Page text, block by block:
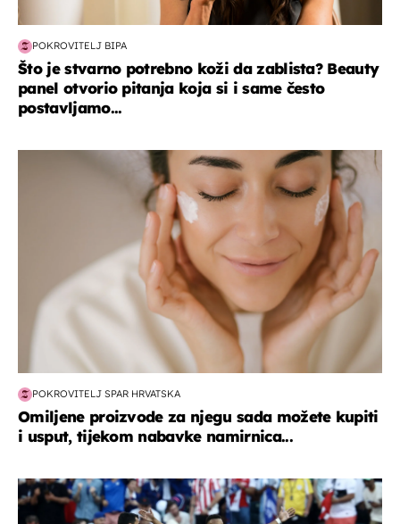
POKROVITELJ BIPA
Što je stvarno potrebno koži da zablista? Beauty
panel otvorio pitanja koja si i same često
postavljamo...
moda & ljepota
POKROVITELJ SPAR HRVATSKA
Omiljene proizvode za njegu sada možete kupiti
i usput, tijekom nabavke namirnica...
svjetsko prvenstvo 2026